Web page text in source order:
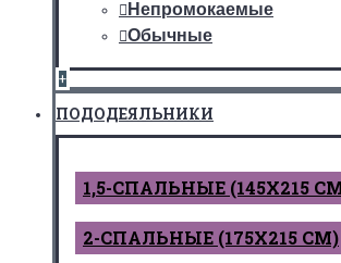
Непромокаемые
Обычные
+
ПОДОДЕЯЛЬНИКИ
1,5-СПАЛЬНЫЕ (145Х215
2-СПАЛЬНЫЕ (175Х215 СМ)